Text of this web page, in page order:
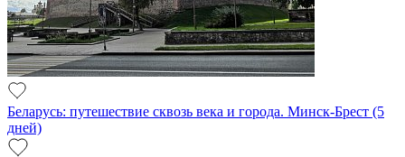
Беларусь: путешествие сквозь века и города. Минск-Брест (5
дней)